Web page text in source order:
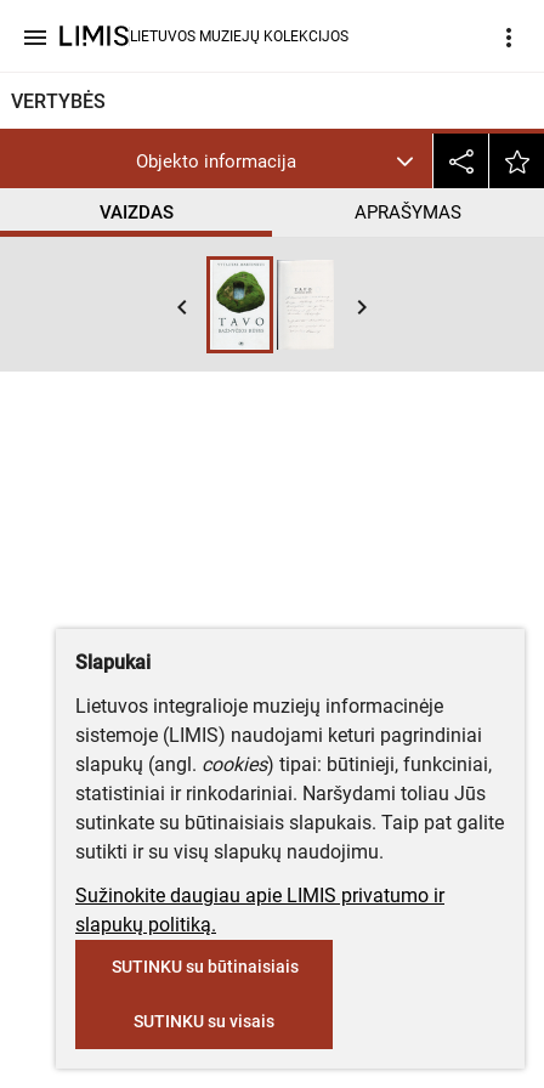
menu LIETUVOS MUZIEJŲ KOLEKCIJOS more_vert
VERTYBĖS
Objekto informacija
VAIZDAS APRAŠYMAS
keyboard_arrow_left keyboard_arrow_right
Slapukai
Lietuvos integralioje muziejų informacinėje
sistemoje (LIMIS) naudojami keturi pagrindiniai
slapukų (angl. cookies) tipai: būtinieji, funkciniai,
statistiniai ir rinkodariniai. Naršydami toliau Jūs
sutinkate su būtinaisiais slapukais. Taip pat galite
sutikti ir su visų slapukų naudojimu.
Sužinokite daugiau apie LIMIS privatumo ir
slapukų politiką.
SUTINKU su būtinaisiais
SUTINKU su visais